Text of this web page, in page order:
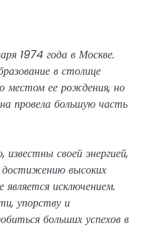
1974 года в Москве.
в столице
местом ее рождения, но
провела большую часть
своей энергией,
высоких
является исключением.
упорству и
больших успехов в